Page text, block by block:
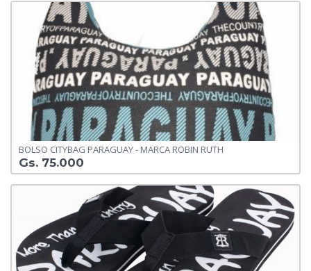
BOLSO CITYBAG PARAGUAY - MARCA ROBIN RUTH
Gs. 75.000